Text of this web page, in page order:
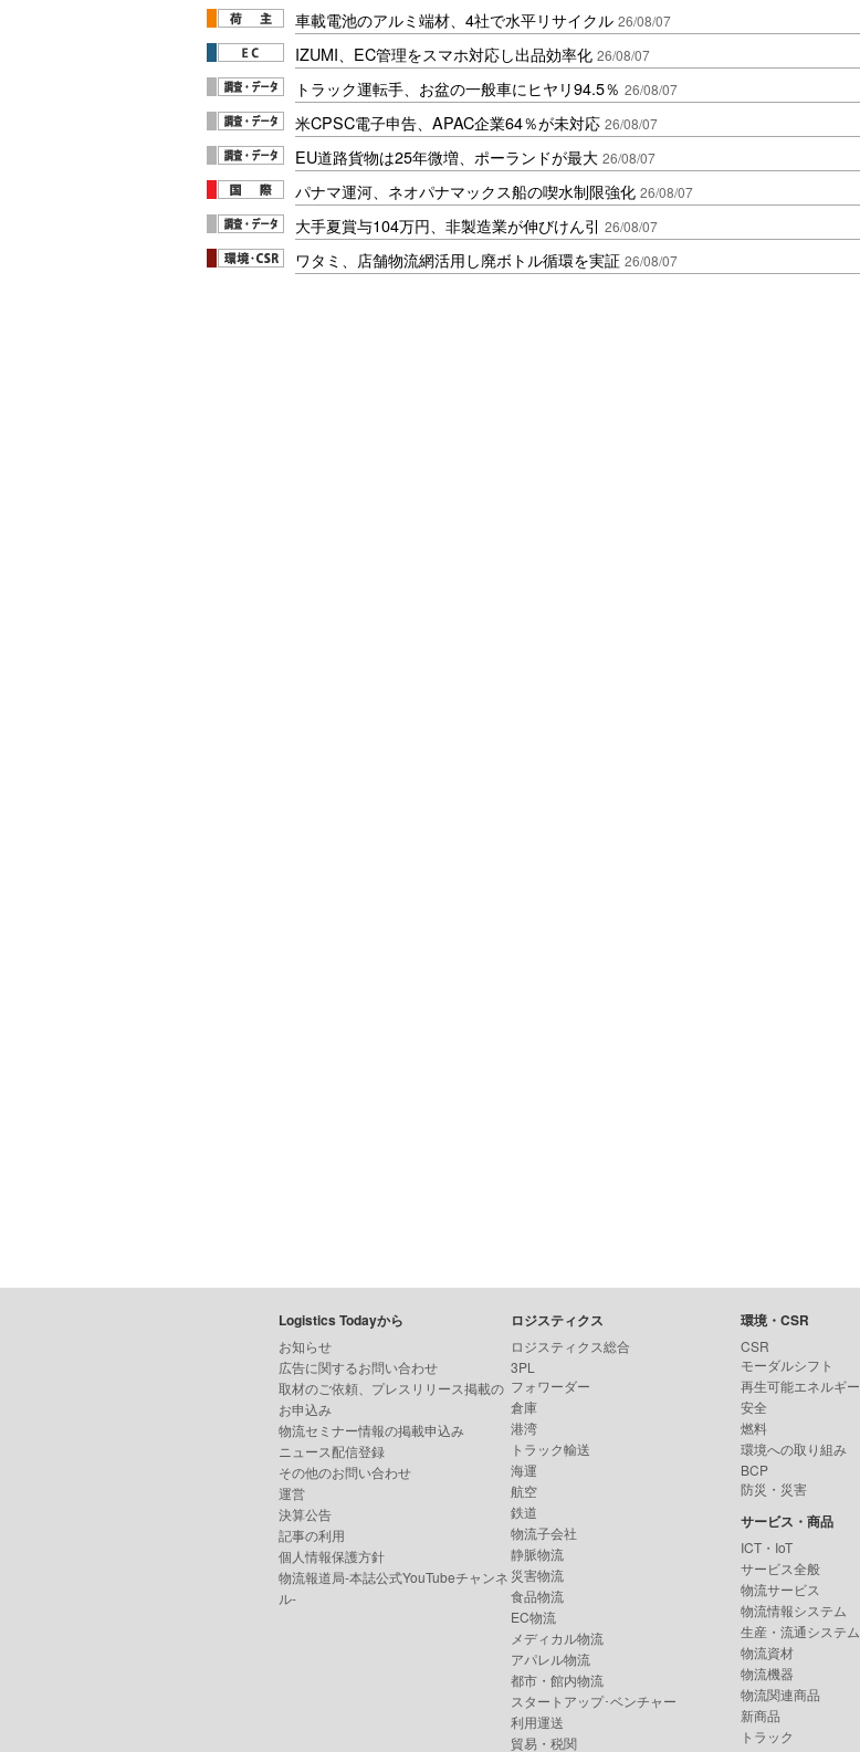
車載電池のアルミ端材、4社で水平リサイクル 26/08/07
IZUMI、EC管理をスマホ対応し出品効率化 26/08/07
トラック運転手、お盆の一般車にヒヤリ94.5％ 26/08/07
米CPSC電子申告、APAC企業64％が未対応 26/08/07
EU道路貨物は25年微増、ポーランドが最大 26/08/07
パナマ運河、ネオパナマックス船の喫水制限強化 26/08/07
大手夏賞与104万円、非製造業が伸びけん引 26/08/07
ワタミ、店舗物流網活用し廃ボトル循環を実証 26/08/07
Logistics Todayから
お知らせ
広告に関するお問い合わせ
取材のご依頼、プレスリリース掲載の
お申込み
物流セミナー情報の掲載申込み
ニュース配信登録
その他のお問い合わせ
運営
決算公告
記事の利用
個人情報保護方針
物流報道局-本誌公式YouTubeチャンネ
ル-
ロジスティクス
ロジスティクス総合
3PL
フォワーダー
倉庫
港湾
トラック輸送
海運
航空
鉄道
物流子会社
静脈物流
災害物流
食品物流
EC物流
メディカル物流
アパレル物流
都市・館内物流
スタートアップ･ベンチャー
利用運送
貿易・税関
環境・CSR
CSR
モーダルシフト
再生可能エネルギー
安全
燃料
環境への取り組み
BCP
防災・災害
サービス・商品
ICT・IoT
サービス全般
物流サービス
物流情報システム
生産・流通システム
物流資材
物流機器
物流関連商品
新商品
トラック